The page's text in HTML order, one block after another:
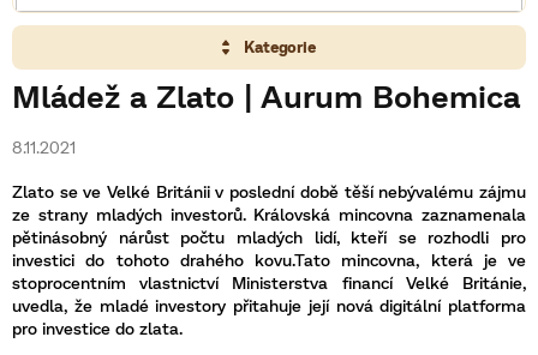
Kategorie
Mládež a Zlato | Aurum Bohemica
8.11.2021
Zlato se ve Velké Británii v poslední době těší nebývalému zájmu
ze strany mladých investorů. Královská mincovna zaznamenala
pětinásobný nárůst počtu mladých lidí, kteří se rozhodli pro
investici do tohoto drahého kovu.Tato mincovna, která je ve
stoprocentním vlastnictví Ministerstva financí Velké Británie,
uvedla, že mladé investory přitahuje její nová digitální platforma
pro investice do zlata.